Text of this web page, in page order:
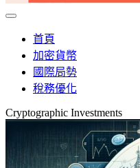
首頁
加密貨幣
國際局勢
稅務優化
Cryptographic Investments